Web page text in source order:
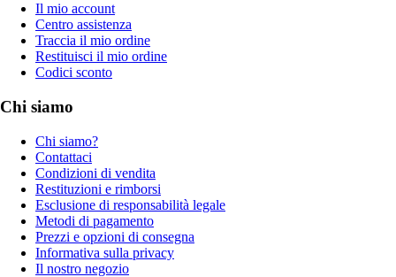
Il mio account
Centro assistenza
Traccia il mio ordine
Restituisci il mio ordine
Codici sconto
Chi siamo
Chi siamo?
Contattaci
Condizioni di vendita
Restituzioni e rimborsi
Esclusione di responsabilità legale
Metodi di pagamento
Prezzi e opzioni di consegna
Informativa sulla privacy
Il nostro negozio